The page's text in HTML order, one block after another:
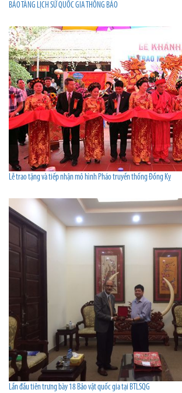
BẢO TÀNG LỊCH SỬ QUỐC GIA THÔNG BÁO
Lễ trao tặng và tiếp nhận mô hình Pháo truyền thống Đồng Kỵ
Lần đầu tiên trưng bày 18 Bảo vật quốc gia tại BTLSQG